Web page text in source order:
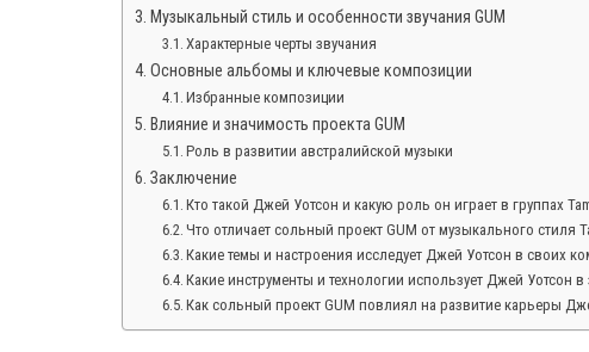
Музыкальный стиль и особенности звучания GUM
Характерные черты звучания
Основные альбомы и ключевые композиции
Избранные композиции
Влияние и значимость проекта GUM
Роль в развитии австралийской музыки
Заключение
Кто такой Джей Уотсон и какую роль он играет в группах
Что отличает сольный проект GUM от музыкального стиля
Какие темы и настроения исследует Джей Уотсон в своих
Какие инструменты и технологии использует Джей Уотсон
Как сольный проект GUM повлиял на развитие карьеры